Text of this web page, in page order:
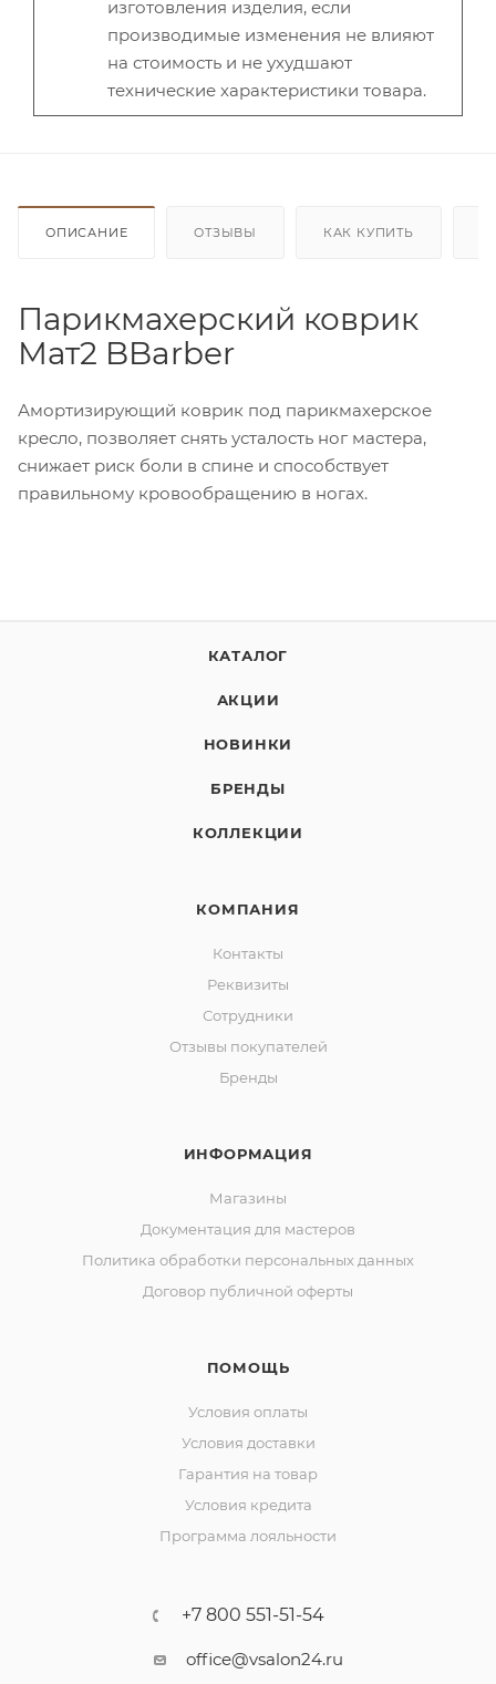
изготовления изделия, если
производимые изменения не влияют
на стоимость и не ухудшают
технические характеристики товара.
ОПИСАНИЕ ОТЗЫВЫ КАК КУПИТЬ
Парикмахерский коврик
Мат2 BBarber
Амортизирующий коврик под парикмахерское
кресло, позволяет снять усталость ног мастера,
снижает риск боли в спине и способствует
правильному кровообращению в ногах.
КАТАЛОГ
АКЦИИ
НОВИНКИ
БРЕНДЫ
КОЛЛЕКЦИИ
КОМПАНИЯ
Контакты
Реквизиты
Сотрудники
Отзывы покупателей
Бренды
ИНФОРМАЦИЯ
Магазины
Документация для мастеров
Политика обработки персональных данных
Договор публичной оферты
ПОМОЩЬ
Условия оплаты
Условия доставки
Гарантия на товар
Условия кредита
Программа лояльности
+7 800 551-51-54
office@vsalon24.ru